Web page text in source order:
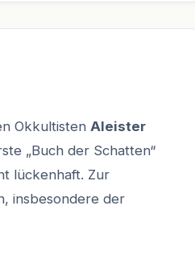
Okkultisten Aleister
„Buch der Schatten“
lückenhaft. Zur
insbesondere der